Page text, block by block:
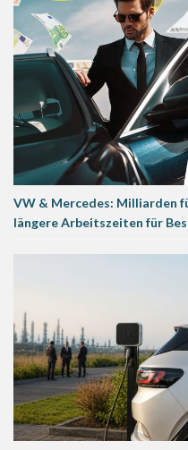
VW & Mercedes: Milliarden
längere Arbeitszeiten für